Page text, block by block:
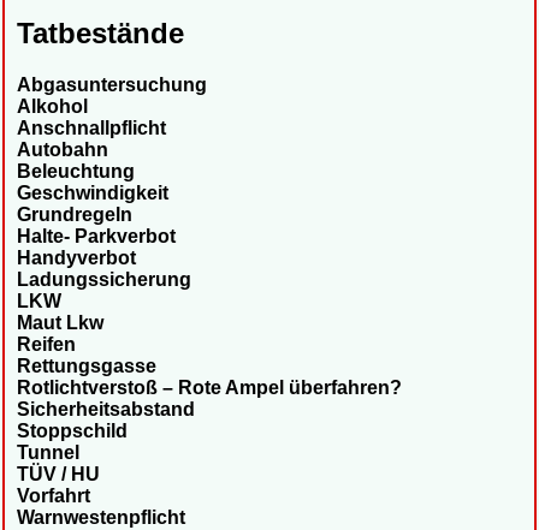
Tatbestände
Abgasuntersuchung
Alkohol
Anschnallpflicht
Autobahn
Beleuchtung
Geschwindigkeit
Grundregeln
Halte- Parkverbot
Handyverbot
Ladungssicherung
LKW
Maut Lkw
Reifen
Rettungsgasse
Rotlichtverstoß – Rote Ampel überfahren?
Sicherheitsabstand
Stoppschild
Tunnel
TÜV / HU
Vorfahrt
Warnwestenpflicht